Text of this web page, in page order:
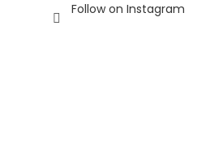
Follow on Instagram